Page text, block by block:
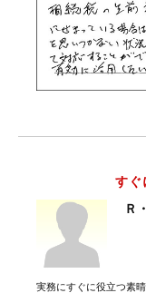
すぐ
Ｒ
実務にすぐに役立つ素